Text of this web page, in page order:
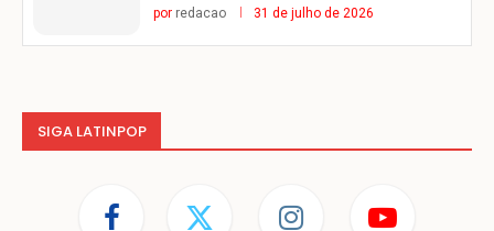
por redacao 31 de julho de 2026
SIGA LATINPOP